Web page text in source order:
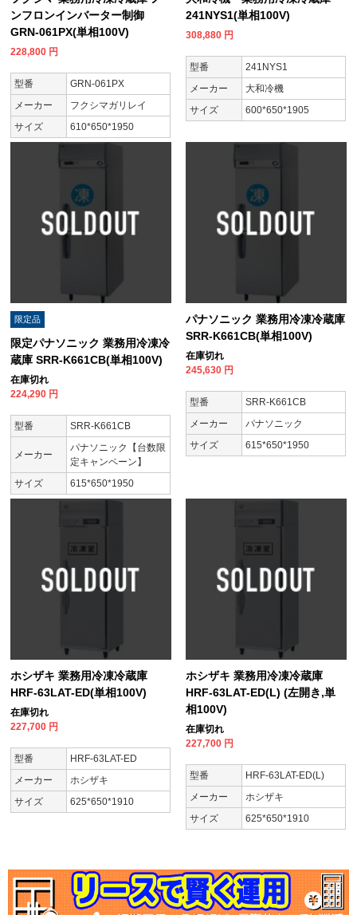
ンフロンインバーター制御
GRN-061PX(単相100V)
228,800 円
型番
GRN-061PX
メーカー
フクシマガリレイ
サイズ
610*650*1950
241NYS1(単相100V)
308,880 円
型番
241NYS1
メーカー
大和冷機
サイズ
600*650*1905
限定品
限定パナソニック 業務用冷凍冷
蔵庫 SRR-K661CB(単相100V)
在庫切れ
224,290 円
型番 SRR-K661CB
メーカー
パナソニック【台数限
定キャンペーン】
サイズ
615*650*1950
パナソニック 業務用冷凍冷蔵庫
SRR-K661CB(単相100V)
在庫切れ
245,630 円
型番
SRR-K661CB
メーカー
パナソニック
サイズ
615*650*1950
ホシザキ 業務用冷凍冷蔵庫
HRF-63LAT-ED(単相100V)
在庫切れ
227,700 円
型番
HRF-63LAT-ED
メーカー
ホシザキ
サイズ
625*650*1910
ホシザキ 業務用冷凍冷蔵庫
HRF-63LAT-ED(L) (左開き,単
相100V)
在庫切れ
227,700 円
型番
HRF-63LAT-ED(L)
メーカー
ホシザキ
サイズ
625*650*1910